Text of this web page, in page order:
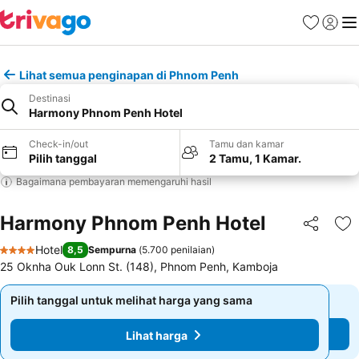
FavoritLogin
Lihat semua penginapan di Phnom Penh
Destinasi
Harmony Phnom Penh Hotel
Check-in/out
Pilih tanggal
Tamu dan kamar
2 Tamu, 1 Kamar.
Bagaimana pembayaran memengaruhi hasil
Harmony Phnom Penh Hotel Bagikan
4 Bintang
Hotel 8,5 Sempurna (5.700 penilaian)
25 Oknha Ouk Lonn St. (148), Phnom Penh, Kamboja
Pilih tanggal untuk melihat harga yang sama
Lihat harga
Pilih tanggal untuk melihat harga yang sama
Lihat harga